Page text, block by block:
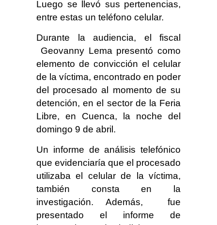
Luego se llevó sus pertenencias,
entre estas un teléfono celular.
Durante la audiencia, el fiscal
Geovanny Lema presentó como
elemento de convicción el celular
de la víctima, encontrado en poder
del procesado al momento de su
detención, en el sector de la Feria
Libre, en Cuenca, la noche del
domingo 9 de abril.
Un informe de análisis telefónico
que evidenciaría que el procesado
utilizaba el celular de la víctima,
también consta en la
investigación. Además, fue
presentado el informe de